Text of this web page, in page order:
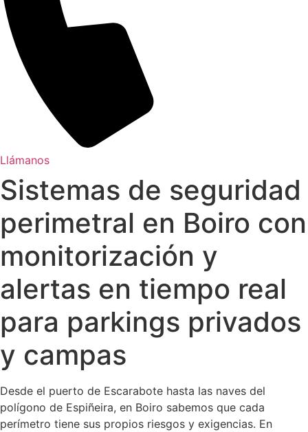
Llámanos
Sistemas de seguridad
perimetral en Boiro con
monitorización y
alertas en tiempo real
para parkings privados
y campas
Desde el puerto de Escarabote hasta las naves del
polígono de Espiñeira, en Boiro sabemos que cada
perímetro tiene sus propios riesgos y exigencias. En